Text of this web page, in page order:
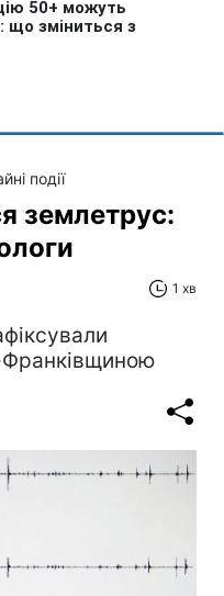
події
землетрус:
1 хв
Франківщиною